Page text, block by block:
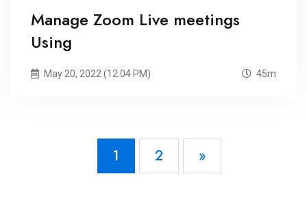
Manage Zoom Live meetings
Using
May 20, 2022 (12:04 PM) 45m
1 2 »